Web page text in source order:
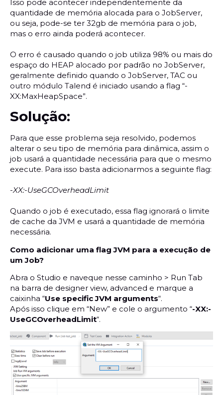
Isso pode acontecer independentemente da
quantidade de memória alocada para o JobServer,
ou seja, pode-se ter 32gb de memória para o job,
mas o erro ainda poderá acontecer.
O erro é causado quando o job utiliza 98% ou mais do
espaço do HEAP alocado por padrão no JobServer,
geralmente definido quando o JobServer, TAC ou
outro módulo Talend é iniciado usando a flag “-
XX:MaxHeapSpace”.
Solução:
Para que esse problema seja resolvido, podemos
alterar o seu tipo de memória para dinâmica, assim o
job usará a quantidade necessária para que o mesmo
execute. Para isso basta adicionarmos a seguinte flag:
-XX:-UseGCOverheadLimit
Quando o job é executado, essa flag ignorará o limite
de cache da JVM e usará a quantidade de memória
necessária.
Como adicionar uma flag JVM para a execução de
um Job?
Abra o Studio e naveque nesse caminho > Run Tab
na barra de designer view, advanced e marque a
caixinha “Use specific JVM arguments“.
Após isso clique em “New” e cole o argumento “-XX:-
UseGCOverheadLimit“.